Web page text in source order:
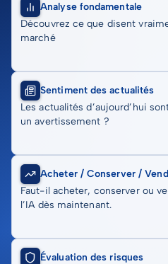
Analyse fondamentale
Découvrez ce que disent
marché
Sentiment des actualités
Les actualités d’aujourd’hui
un avertissement ?
Acheter / Conserver /
Faut-il acheter, conserver ou
l’IA dès maintenant.
Évaluation des risques